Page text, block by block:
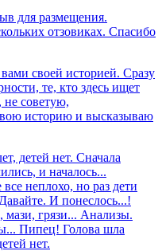
для размещения.
отзовиках. Спасибо
своей историей. Сразу
те, кто здесь ищет
советую,
историю и высказываю
детей нет. Сначала
и началось...
неплохо, но раз дети
И понеслось...!
мази, грязи... Анализы.
Пипец! Голова шла
нет.